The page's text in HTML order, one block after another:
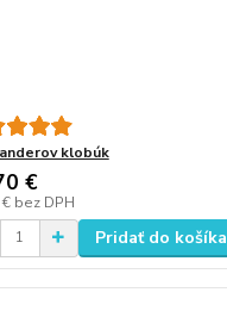
klobúk
€
bez DPH
Pridať do košíka